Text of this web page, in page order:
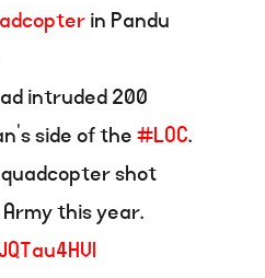
in Pandu
intruded 200
side of the#LOC.
shot
this year.